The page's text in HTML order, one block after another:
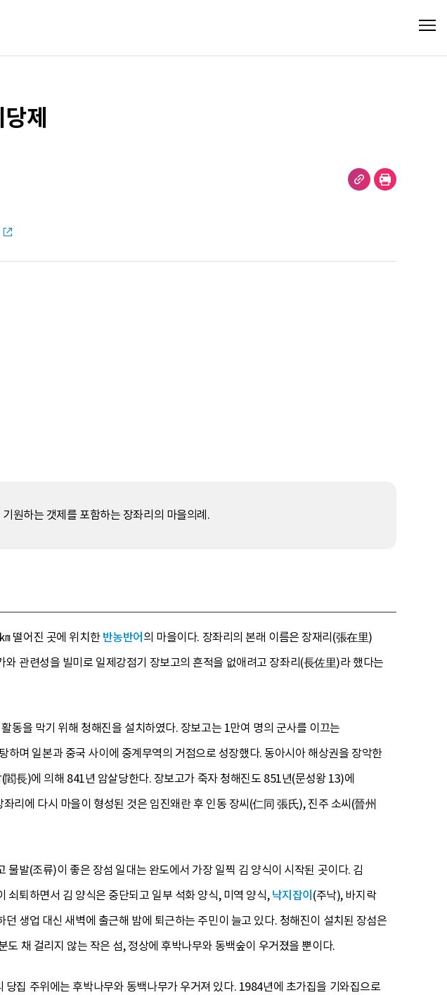
제
원하는 갯제를 포함하는 장좌리의 마을의례.
떨어진 곳에 위치한반농반어의 마을이다. 장좌리의 본래 이름은 장재리(張在里)
관련성을 빌미로 일제강점기 장보고의 흔적을 없애려고 장좌리(長佐里)라 했다는
동을 막기 위해 청해진을 설치하였다. 장보고는 1만여 명의 군사를 이끄는
며 일본과 중국 사이에 중계무역의 거점으로 성장했다. 동아시아 해상권을 장악한
長)에 의해 841년 암살당한다. 장보고가 죽자 청해진도 851년(문성왕 13)에
리에 다시 마을이 형성된 것은 임진왜란 후 인동 장씨(仁同 張氏), 진주 소씨(晉州
발(조류)이 좋은 장섬 일대는 완도에서 가장 일찍 김 양식이 시작된 곳이다. 김
쇠퇴하면서 김 양식은 중단되고 일부 석화 양식, 미역 양식,낙지잡이 (주낙), 바지락
생업 대신 새벽에 출근해 밤에 퇴근하는 주민이 늘고 있다. 청해진이 설치된 장섬은
채 걸리지 않는 작은 섬, 정상에 후박나무와 동백숲이 우거졌을 뿐이다.
집 주위에는 후박나무와 동백나무가 우거져 있다. 1984년에 초가집을 기와집으로